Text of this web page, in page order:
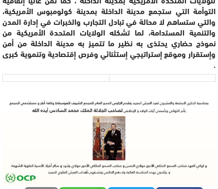
التوأمة التي ستجمع مدينة الداخلة بمدينة كولومبوس الأمريكية،
والتي ستساهم لا محالة في تبادل التجارب والخبرات في إدارة المدن
والتنمية المستدامة، لما تشكله الولايات المتحدة الأمريكية من
نموذج حضاري يحتذى به نظير ما تتميز به مدينة الداخلة من أمن
وإستقرار وموقع إستراتيجي إستثنائي وفرص إقتصادية وتنموية كبرى
.